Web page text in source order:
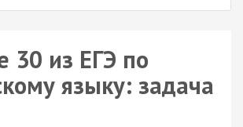
30 из ЕГЭ по
языку: задача